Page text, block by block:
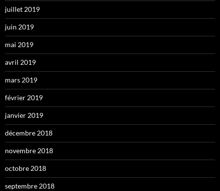
juillet 2019
juin 2019
mai 2019
avril 2019
mars 2019
février 2019
janvier 2019
décembre 2018
novembre 2018
octobre 2018
septembre 2018